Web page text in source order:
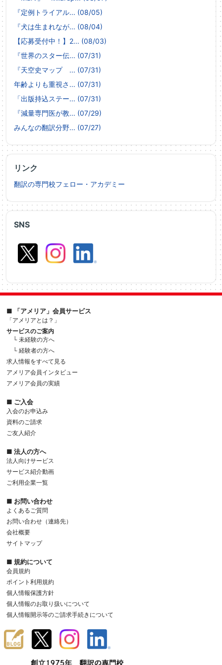
SNS
『定例トライアル... (08/05)
『犬は生まれなが... (08/04)
【応募受付中！】2... (08/03)
『世界のスター伝... (07/31)
『天空史マップ ... (07/31)
年齢よりも重視さ... (07/31)
「出版持込ステー... (07/31)
『減量専門医が教... (07/29)
みんなの翻訳分野... (07/27)
リンク
翻訳の専門校フェロー・アカデミー
■ 「アメリア」会員サービス
「アメリアとは？」
サービスのご案内
└ 未経験の方へ
└ 経験者の方へ
求人情報をすべて見る
アメリア会員インタビュー
アメリア会員の実績
■ ご入会
入会のお申込み
資料のご請求
ご友人紹介
■ 法人の方へ
法人向けサービス
サービス紹介動画
ご利用企業一覧
■ お問い合わせ
よくあるご質問
お問い合わせ（連絡先）
会社概要
サイトマップ
■ 規約について
会員規約
ポイント利用規約
個人情報保護方針
個人情報のお取り扱いについて
個人情報開示等のご請求手続きについて